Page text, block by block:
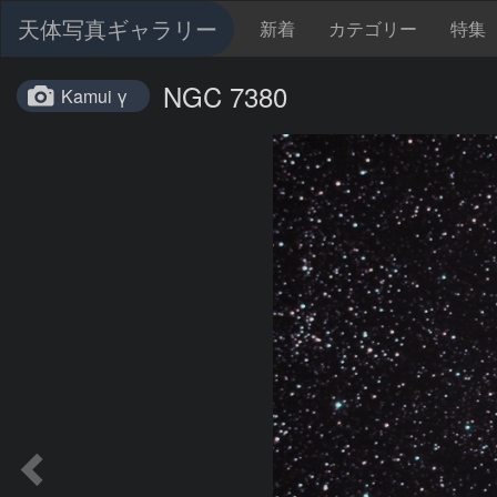
天体写真ギャラリー 新着 カテゴリー 特集
Kamui γ NGC 7380